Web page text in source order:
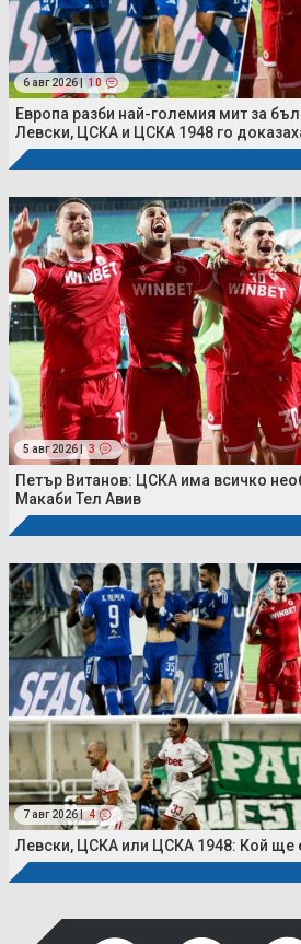
6 авг 2026 | 10
Европа разби най-големия мит за
Левски, ЦСКА и ЦСКА 1948 го
5 авг 2026 | 3
Петър Витанов: ЦСКА има всичко
Макаби Тел Авив
7 авг 2026 | 4
Левски, ЦСКА или ЦСКА 1948: Кой ще